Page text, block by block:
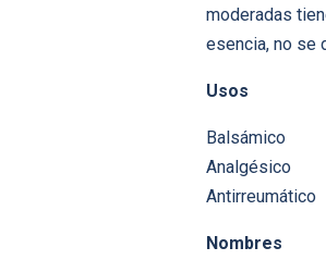
moderadas
esencia, no se
Usos
Balsámico
Analgésico
Antirreumático
Nombres